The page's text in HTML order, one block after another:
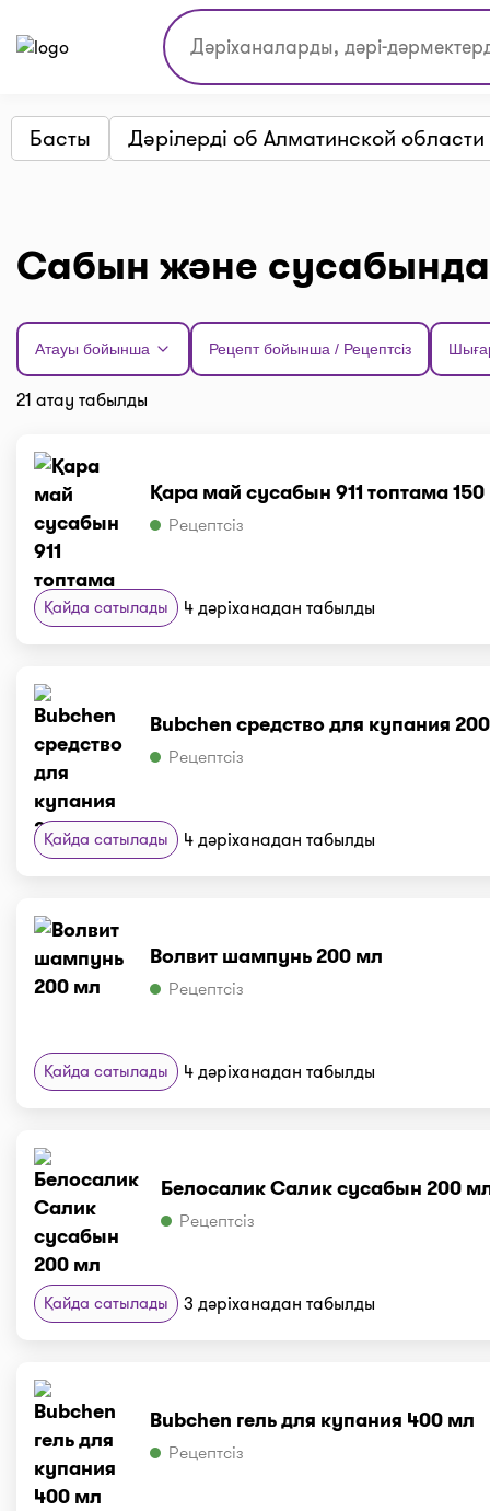
Басты Дәрілерді об Алматинской области
Сабын және
Атауы бойынша Рецепт бойынша / Рецептсіз
21 атау табылды
Қара май сусабын 911 топтама
Рецептсіз
Қайда сатылады 4 дәріханадан табылды
Bubchen средство для купания
Рецептсіз
Қайда сатылады 4 дәріханадан табылды
Волвит шампунь 200 мл
Рецептсіз
Қайда сатылады 4 дәріханадан табылды
Белосалик Салик сусабын 200
Рецептсіз
Қайда сатылады 3 дәріханадан табылды
Bubchen гель для купания 400 мл
Рецептсіз